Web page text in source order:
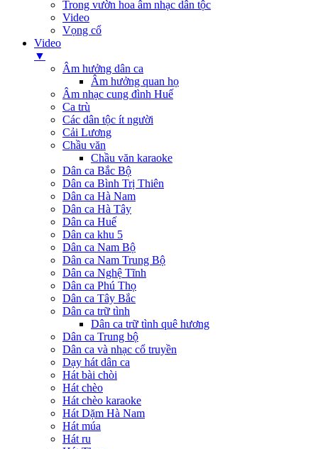
Trong vườn hoa âm nhạc dân tộc
Video
Vọng cổ
Video
▼
Âm hưởng dân ca
Âm hưởng quan họ
Âm nhạc cung đình Huế
Ca trù
Các dân tộc ít người
Cải Lương
Chầu văn
Chầu văn karaoke
Dân ca Bắc Bộ
Dân ca Bình Trị Thiên
Dân ca Hà Nam
Dân ca Hà Tây
Dân ca Huế
Dân ca khu 5
Dân ca Nam Bộ
Dân ca Nam Trung Bộ
Dân ca Nghệ Tĩnh
Dân ca Phú Thọ
Dân ca Tây Bắc
Dân ca trữ tình
Dân ca trữ tình quê hương
Dân ca Trung bộ
Dân ca và nhạc cổ truyền
Dạy hát dân ca
Hát bài chòi
Hát chèo
Hát chèo karaoke
Hát Dặm Hà Nam
Hát múa
Hát ru